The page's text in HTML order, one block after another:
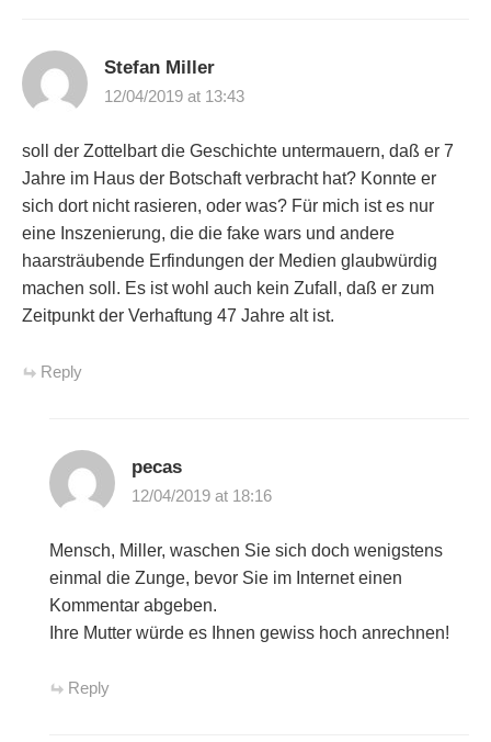
Stefan Miller
12/04/2019 at 13:43
soll der Zottelbart die Geschichte untermauern, daß er 7
Jahre im Haus der Botschaft verbracht hat? Konnte er
sich dort nicht rasieren, oder was? Für mich ist es nur
eine Inszenierung, die die fake wars und andere
haarsträubende Erfindungen der Medien glaubwürdig
machen soll. Es ist wohl auch kein Zufall, daß er zum
Zeitpunkt der Verhaftung 47 Jahre alt ist.
Reply
pecas
12/04/2019 at 18:16
Mensch, Miller, waschen Sie sich doch wenigstens
einmal die Zunge, bevor Sie im Internet einen
Kommentar abgeben.
Ihre Mutter würde es Ihnen gewiss hoch anrechnen!
Reply